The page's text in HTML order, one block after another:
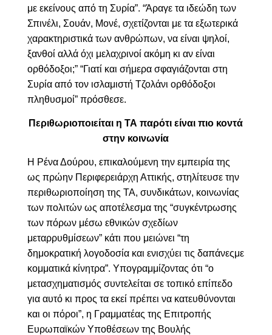
με εκείνους από τη Συρία”. “Άραγε τα ιδεώδη των
Σπινέλι, Σουάν, Μονέ, σχετίζονται με τα εξωτερικά
χαρακτηριστικά των ανθρώπων, να είναι ψηλοί,
ξανθοί αλλά όχι μελαχρινοί ακόμη κι αν είναι
ορθόδοξοι;” “Γιατί και σήμερα σφαγιάζονται στη
Συρία από τον ισλαμιστή Τζολάνι ορθόδοξοι
πληθυσμοί” πρόσθεσε.
Περιθωριοποιείται η ΤΑ παρότι είναι πιο κοντά
στην κοινωνία
Η Ρένα Δούρου, επικαλούμενη την εμπειρία της
ως πρώην Περιφερειάρχη Αττικής, στηλίτευσε την
περιθωριοποίηση της ΤΑ, συνδικάτων, κοινωνίας
των πολιτών ως αποτέλεσμα της “συγκέντρωσης
των πόρων μέσω εθνικών σχεδίων
μεταρρυθμίσεων” κάτι που μειώνει “τη
δημοκρατική λογοδοσία και ενισχύει τις δαπάνεςμε
κομματικά κίνητρα”. Υπογραμμίζοντας ότι “ο
μετασχηματισμός συντελείται σε τοπικό επίπεδο
για αυτό κι προς τα εκεί πρέπει να κατευθύνονται
και οι πόροι”, η Γραμματέας της Επιτροπής
Ευρωπαϊκών Υποθέσεων της Βουλής